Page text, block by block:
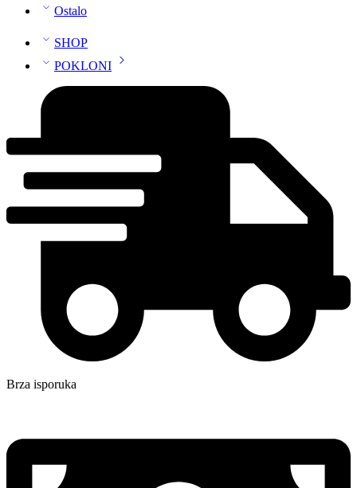
Ostalo
SHOP
POKLONI
Brza isporuka